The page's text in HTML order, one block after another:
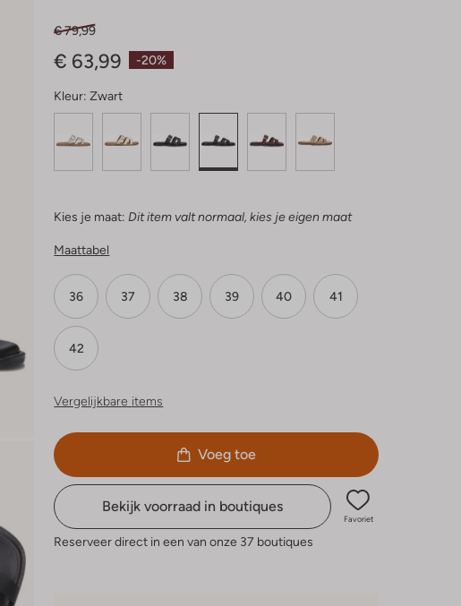
-20%
€ 79,99
€ 63,99
Kleur: Zwart
Kies je maat: Dit item valt normaal, kies je eigen maat
Maattabel
36 37 38 39 40 41
42
Vergelijkbare items
Voeg toe
Bekijk voorraad in boutiques
Favoriet
Reserveer direct in een van onze 37 boutiques